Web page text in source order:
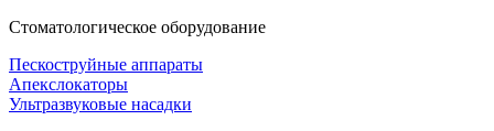
Стоматологическое оборудование
Пескоструйные аппараты
Апекслокаторы
Ультразвуковые насадки